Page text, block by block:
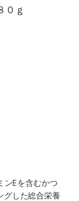
０ｇ
ンEを含むかつ
グした総合栄養